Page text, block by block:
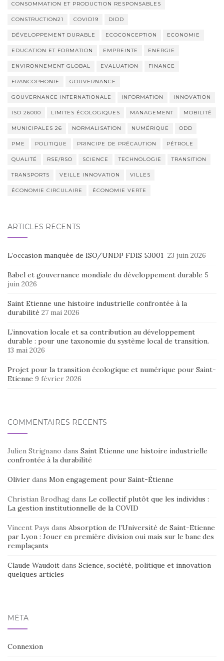
CONSOMMATION ET PRODUCTION RESPONSABLES
CONSTRUCTION21 COVID19 DIDD
DÉVELOPPEMENT DURABLE ECOCONCEPTION ECONOMIE
EDUCATION ET FORMATION EMPREINTE ENERGIE
ENVIRONNEMENT GLOBAL EVALUATION FINANCE
FRANCOPHONIE GOUVERNANCE
GOUVERNANCE INTERNATIONALE INFORMATION INNOVATION
ISO 26000 LIMITES ÉCOLOGIQUES MANAGEMENT MOBILITÉ
MUNICIPALES 26 NORMALISATION NUMÉRIQUE ODD
PME POLITIQUE PRINCIPE DE PRÉCAUTION PÉTROLE
QUALITÉ RSE/RSO SCIENCE TECHNOLOGIE TRANSITION
TRANSPORTS VEILLE INNOVATION VILLES
ÉCONOMIE CIRCULAIRE ÉCONOMIE VERTE
ARTICLES RÉCENTS
L’occasion manquée de ISO/UNDP FDIS 53001 23 juin 2026
Babel et gouvernance mondiale du développement durable 5
juin 2026
Saint Etienne une histoire industrielle confrontée à la
durabilité 27 mai 2026
L’innovation locale et sa contribution au développement
durable : pour une taxonomie du système local de transition.
13 mai 2026
Projet pour la transition écologique et numérique pour Saint-
Etienne 9 février 2026
COMMENTAIRES RÉCENTS
Julien Strignano dans Saint Etienne une histoire industrielle
confrontée à la durabilité
Olivier dans Mon engagement pour Saint-Étienne
Christian Brodhag dans Le collectif plutôt que les individus :
La gestion institutionnelle de la COVID
Vincent Pays dans Absorption de l’Université de Saint-Etienne
par Lyon : Jouer en première division oui mais sur le banc des
remplaçants
Claude Waudoit dans Science, société, politique et innovation
quelques articles
MÉTA
Connexion